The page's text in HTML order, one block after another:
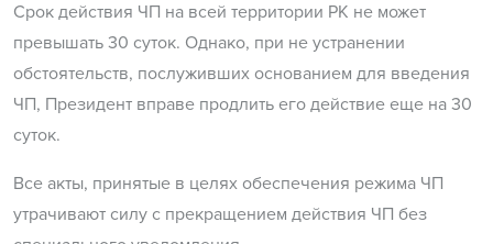
Срок действия ЧП на всей территории РК не может
превышать 30 суток. Однако, при не устранении
обстоятельств, послуживших основанием для введения
ЧП, Президент вправе продлить его действие еще на 30
суток.
Все акты, принятые в целях обеспечения режима ЧП
утрачивают силу с прекращением действия ЧП без